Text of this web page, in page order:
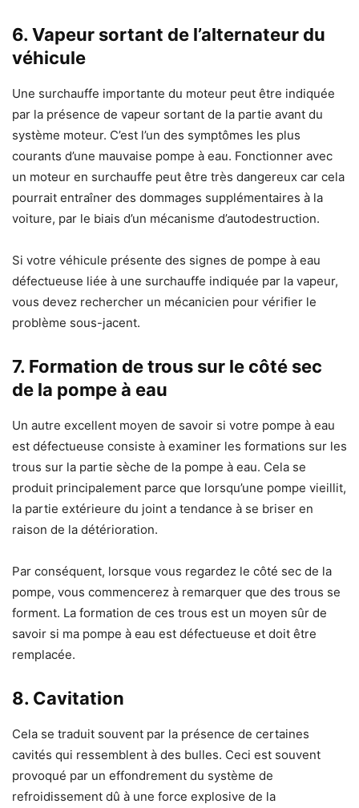
6. Vapeur sortant de l’alternateur du
véhicule
Une surchauffe importante du moteur peut être indiquée
par la présence de vapeur sortant de la partie avant du
système moteur. C’est l’un des symptômes les plus
courants d’une mauvaise pompe à eau. Fonctionner avec
un moteur en surchauffe peut être très dangereux car cela
pourrait entraîner des dommages supplémentaires à la
voiture, par le biais d’un mécanisme d’autodestruction.
Si votre véhicule présente des signes de pompe à eau
défectueuse liée à une surchauffe indiquée par la vapeur,
vous devez rechercher un mécanicien pour vérifier le
problème sous-jacent.
7. Formation de trous sur le côté sec
de la pompe à eau
Un autre excellent moyen de savoir si votre pompe à eau
est défectueuse consiste à examiner les formations sur les
trous sur la partie sèche de la pompe à eau. Cela se
produit principalement parce que lorsqu’une pompe vieillit,
la partie extérieure du joint a tendance à se briser en
raison de la détérioration.
Par conséquent, lorsque vous regardez le côté sec de la
pompe, vous commencerez à remarquer que des trous se
forment. La formation de ces trous est un moyen sûr de
savoir si ma pompe à eau est défectueuse et doit être
remplacée.
8. Cavitation
Cela se traduit souvent par la présence de certaines
cavités qui ressemblent à des bulles. Ceci est souvent
provoqué par un effondrement du système de
refroidissement dû à une force explosive de la